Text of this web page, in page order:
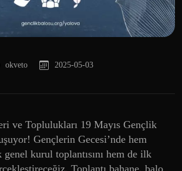
okveto 2025-05-03
ve Toplulukları 19 Mayıs Gençlik
Gençlerin Gecesi’nde hem
kurul toplantısını hem de ilk
Toplantı bahane, balo